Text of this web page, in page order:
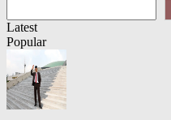
Latest
Popular